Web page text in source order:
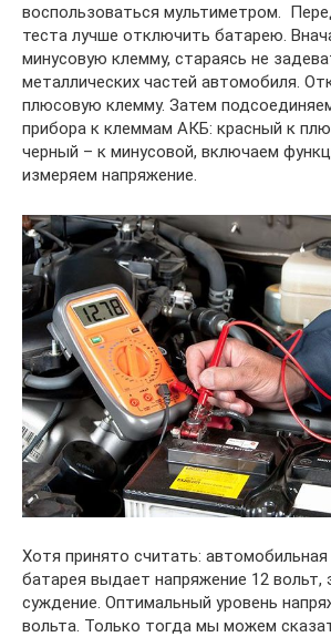
воспользоваться мультиметром.
теста лучше отключить батарею.
минусовую клемму, стараясь не
металлических частей автомобиля.
плюсовую клемму. Затем
прибора к клеммам АКБ: красный к
черный – к минусовой, включаем
измеряем напряжение.
Хотя принято считать: автомобильная
батарея выдает напряжение 12 вольт,
суждение. Оптимальный уровень
вольта. Только тогда мы можем